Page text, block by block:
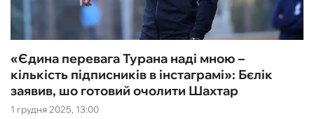
1 грудня 2025, 13:00
«Єдина перевага Турана наді мною –
кількість підписників в інстаграмі»: Бєлік
заявив, шо готовий очолити Шахтар